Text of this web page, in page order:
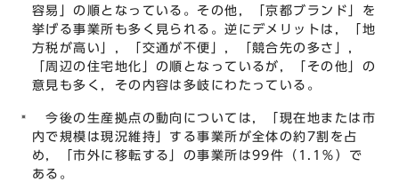
容易」の順となっている。その他，「京都ブランド」を
挙げる事業所も多く見られる。逆にデメリットは，「地
方税が高い」，「交通が不便」，「競合先の多さ」，
「周辺の住宅地化」の順となっているが，「その他」の
意見も多く，その内容は多岐にわたっている。
今後の生産拠点の動向については，「現在地または市
内で規模は現況維持」する事業所が全体の約7割を占
め，「市外に移転する」の事業所は99件（1.1％）で
ある。